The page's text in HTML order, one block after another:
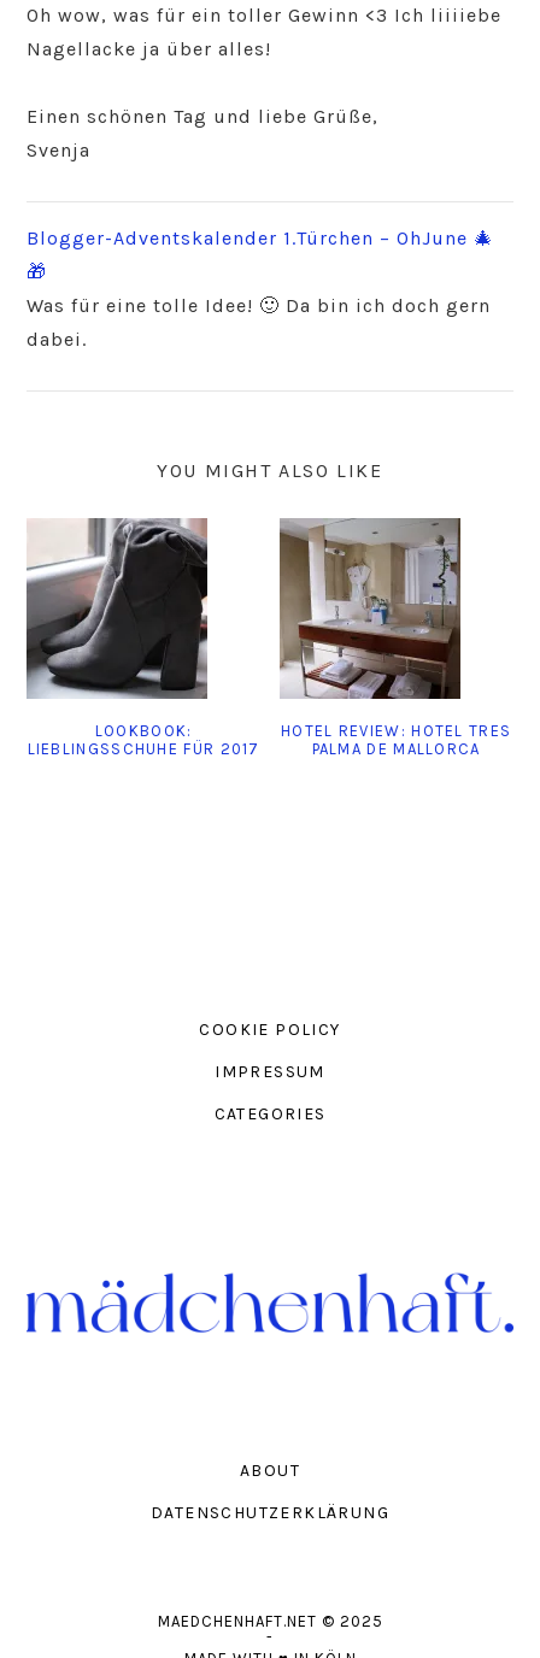
Oh wow, was für ein toller Gewinn <3 Ich liiiiebe
Nagellacke ja über alles!
Einen schönen Tag und liebe Grüße,
Svenja
Blogger-Adventskalender 1.Türchen – OhJune 🎄
🎁
Was für eine tolle Idee! 🙂 Da bin ich doch gern
dabei.
YOU MIGHT ALSO LIKE
LOOKBOOK:
LIEBLINGSSCHUHE FÜR 2017
HOTEL REVIEW: HOTEL TRES
PALMA DE MALLORCA
COOKIE POLICY
IMPRESSUM
CATEGORIES
ABOUT
DATENSCHUTZERKLÄRUNG
MAEDCHENHAFT.NET © 2025
-